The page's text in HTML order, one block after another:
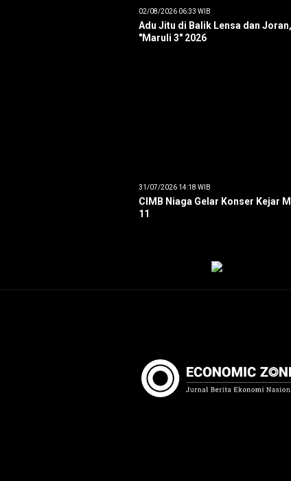
02/08/2026 06:33 WIB
Adu Jitu di Balik Lensa dan
"Maruli 3" 2026
31/07/2026 14:18 WIB
CIMB Niaga Gelar Konser Kejar
11